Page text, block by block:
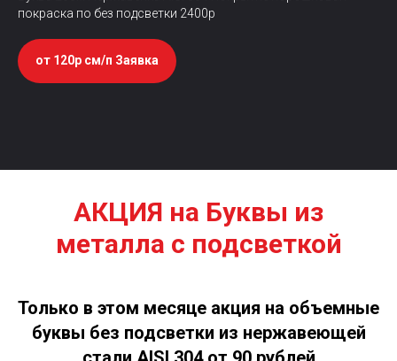
покраска по без подсветки 2400р
от 120р см/п Заявка
АКЦИЯ на Буквы из
металла с подсветкой
Только в этом месяце акция на объемные
буквы без подсветки из нержавеющей